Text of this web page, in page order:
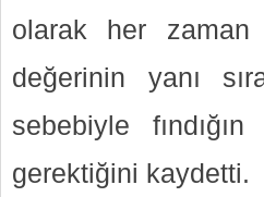
olarak her zaman
değerinin yanı
sebebiyle
gerektiğini kaydetti.